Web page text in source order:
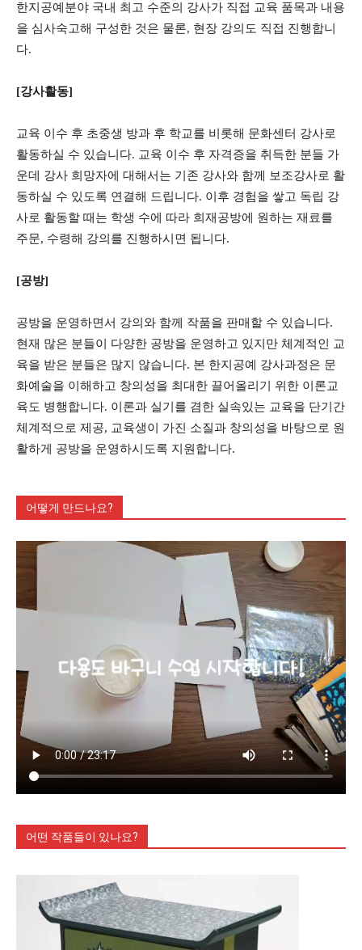
한지공예분야 국내 최고 수준의 강사가 직접 교육 품목과 내용
을 심사숙고해 구성한 것은 물론, 현장 강의도 직접 진행합니
다.
[강사활동]
교육 이수 후 초중생 방과 후 학교를 비롯해 문화센터 강사로
활동하실 수 있습니다. 교육 이수 후 자격증을 취득한 분들 가
운데 강사 희망자에 대해서는 기존 강사와 함께 보조강사로 활
동하실 수 있도록 연결해 드립니다. 이후 경험을 쌓고 독립 강
사로 활동할 때는 학생 수에 따라 희재공방에 원하는 재료를
주문, 수령해 강의를 진행하시면 됩니다.
[공방]
공방을 운영하면서 강의와 함께 작품을 판매할 수 있습니다.
현재 많은 분들이 다양한 공방을 운영하고 있지만 체계적인 교
육을 받은 분들은 많지 않습니다. 본 한지공예 강사과정은 문
화예술을 이해하고 창의성을 최대한 끌어올리기 위한 이론교
육도 병행합니다. 이론과 실기를 겸한 실속있는 교육을 단기간
체계적으로 제공, 교육생이 가진 소질과 창의성을 바탕으로 원
활하게 공방을 운영하시도록 지원합니다.
어떻게 만드나요?
어떤 작품들이 있나요?